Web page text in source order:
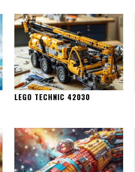
LEGO TECHNIC 42030